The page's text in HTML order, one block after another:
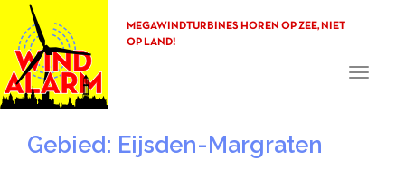
MEGAWINDTURBINES HOREN OP ZEE, NIET
OP LAND!
Toggle
Gebied: Eijsden-Margraten